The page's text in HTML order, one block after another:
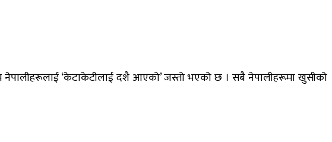
नेपालीहरूलाई ‘केटाकेटीलाई दशै आएको’ जस्तो भएको छ । सबै नेपालीहरूमा खुसीको